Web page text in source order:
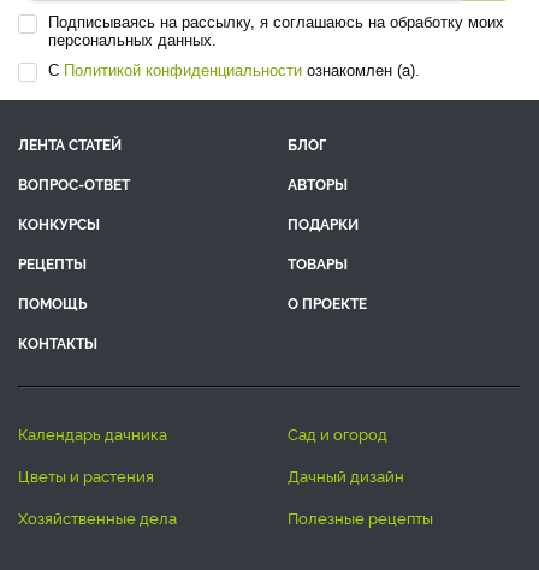
Подписываясь на рассылку, я соглашаюсь на обработку моих
персональных данных.
С Политикой конфиденциальности ознакомлен (а).
ЛЕНТА СТАТЕЙ
БЛОГ
ВОПРОС-ОТВЕТ
АВТОРЫ
КОНКУРСЫ
ПОДАРКИ
РЕЦЕПТЫ
ТОВАРЫ
ПОМОЩЬ
О ПРОЕКТЕ
КОНТАКТЫ
календарь дачника
сад и огород
цветы и растения
дачный дизайн
хозяйственные дела
полезные рецепты